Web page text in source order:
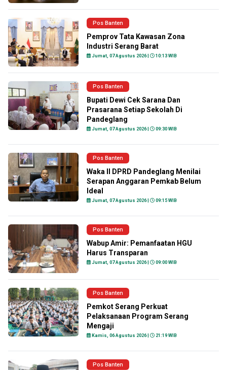
Pos Banten
Pemprov Tata Kawasan Zona
Industri Serang Barat
Jumat, 07 Agustus 2026 | 10:13 WIB
Pos Banten
Bupati Dewi Cek Sarana Dan
Prasarana Setiap Sekolah Di
Pandeglang
Jumat, 07 Agustus 2026 | 09:30 WIB
Pos Banten
Waka II DPRD Pandeglang Menilai
Serapan Anggaran Pemkab Belum
Ideal
Jumat, 07 Agustus 2026 | 09:15 WIB
Pos Banten
Wabup Amir: Pemanfaatan HGU
Harus Transparan
Jumat, 07 Agustus 2026 | 09:00 WIB
Pos Banten
Pemkot Serang Perkuat
Pelaksanaan Program Serang
Mengaji
Kamis, 06 Agustus 2026 | 21:19 WIB
Pos Banten